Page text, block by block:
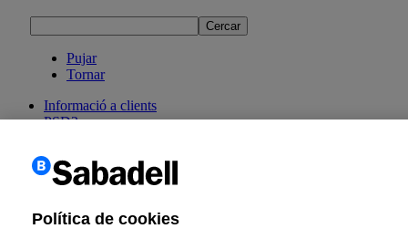
Pujar
Tornar
Informació a clients
PSD2
Documentació PRIIP
Avis legal
Política de cookies
Atenció al client
Política de cookies